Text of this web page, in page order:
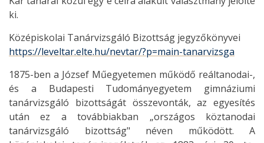
ki.
Középiskolai Tanárvizsgáló Bizottság jegyzőkönyvei
https://leveltar.elte.hu/nevtar/?p=main-tanarvizsga
1875-ben a József Műegyetemen működő reáltanodai-,
és a Budapesti Tudományegyetem gimnáziumi
tanárvizsgáló bizottságát összevonták, az egyesítés
után ez a továbbiakban „országos köztanodai
tanárvizsgáló bizottság" néven működött. A